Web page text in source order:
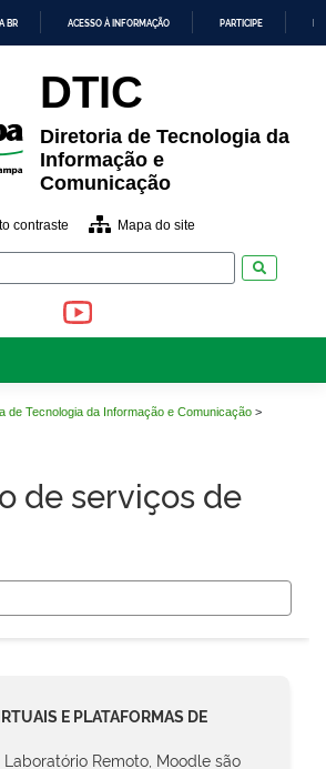
O
CONTEÚDO
BR ACESSO À INFORMAÇÃO PARTICIPE
DTIC
Diretoria de Tecnologia da
Informação e
Comunicação
contraste Mapa do site
de Tecnologia da Informação e Comunicação >